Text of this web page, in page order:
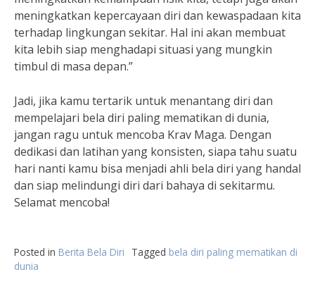
meningkatkan kepercayaan diri dan kewaspadaan kita
terhadap lingkungan sekitar. Hal ini akan membuat
kita lebih siap menghadapi situasi yang mungkin
timbul di masa depan.”
Jadi, jika kamu tertarik untuk menantang diri dan
mempelajari bela diri paling mematikan di dunia,
jangan ragu untuk mencoba Krav Maga. Dengan
dedikasi dan latihan yang konsisten, siapa tahu suatu
hari nanti kamu bisa menjadi ahli bela diri yang handal
dan siap melindungi diri dari bahaya di sekitarmu.
Selamat mencoba!
Posted in Berita Bela Diri Tagged bela diri paling mematikan di
dunia